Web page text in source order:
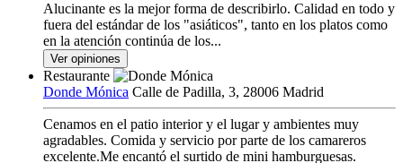
Alucinante es la mejor forma de describirlo. Calidad en todo y
fuera del estándar de los "asiáticos", tanto en los platos como
en la atención continúa de los...
Ver opiniones
Restaurante
Donde Mónica Calle de Padilla, 3, 28006 Madrid
Cenamos en el patio interior y el lugar y ambientes muy
agradables. Comida y servicio por parte de los camareros
excelente.Me encantó el surtido de mini hamburguesas.